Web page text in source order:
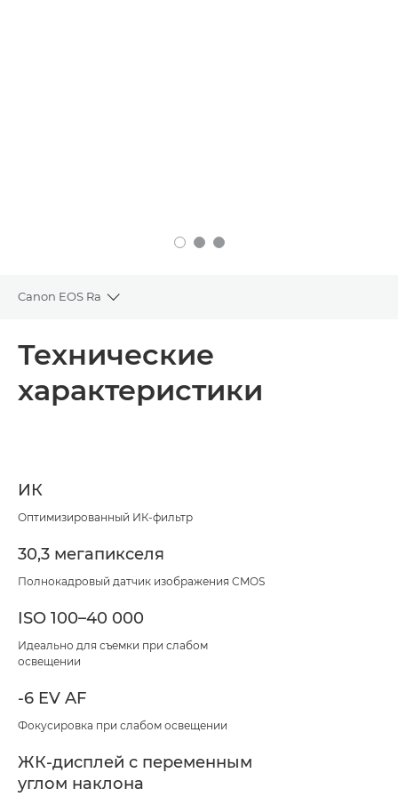
Canon EOS Ra
Toggle breadcrumbs
Технические характеристики
Технические
характеристики
ИК
Оптимизированный ИК-фильтр
30,3 мегапикселя
Полнокадровый датчик изображения CMOS
ISO 100–40 000
Идеально для съемки при слабом
освещении
-6 EV AF
Фокусировка при слабом освещении
ЖК-дисплей с переменным
углом наклона